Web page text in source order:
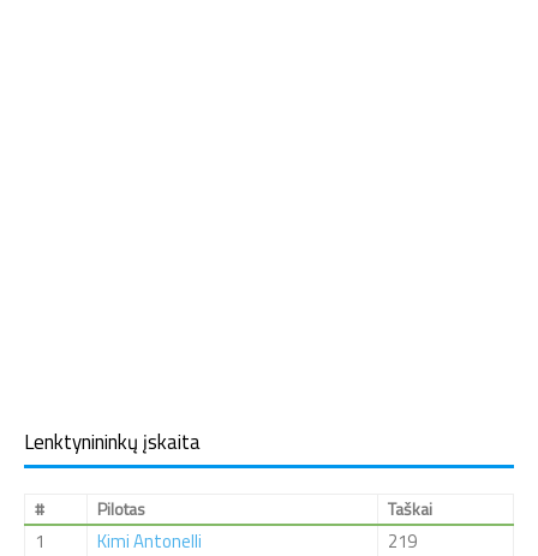
Lenktynininkų įskaita
# Pilotas Taškai
1 Kimi Antonelli
219